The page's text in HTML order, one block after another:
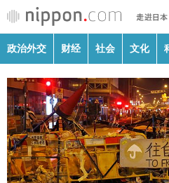
政治外交
财经
政治外交 财经 社会 文化